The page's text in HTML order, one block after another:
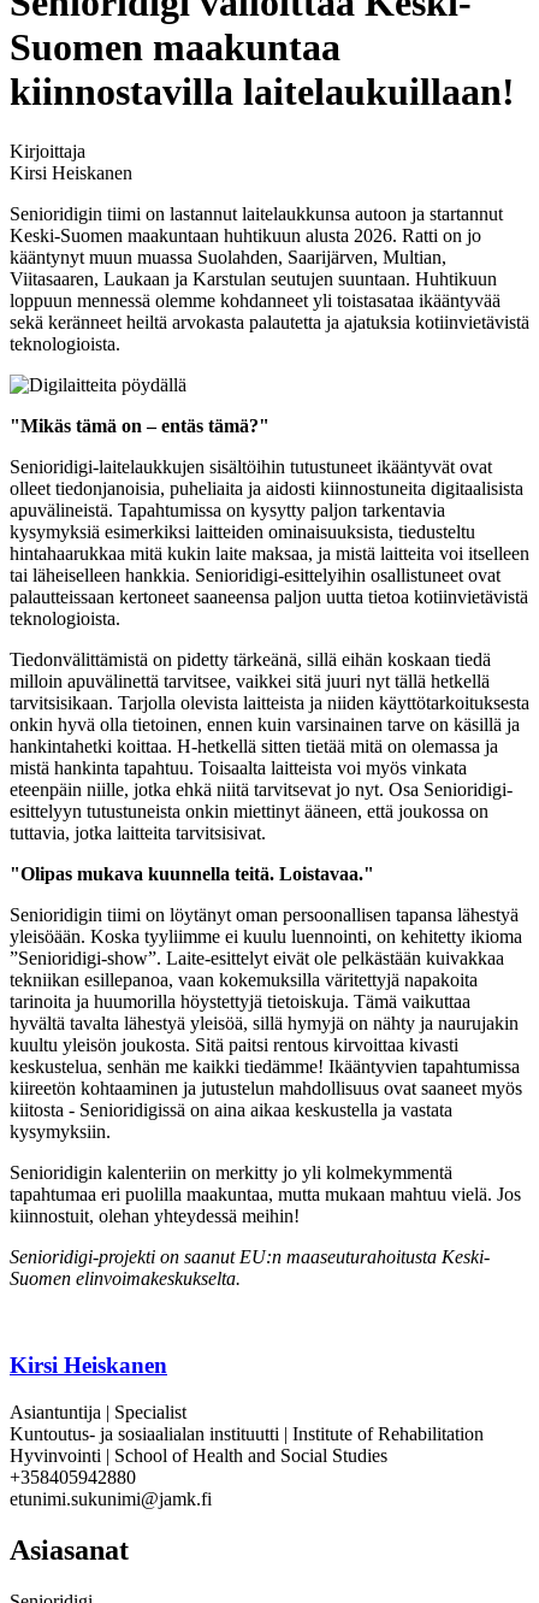
Suomen maakuntaa
kiinnostavilla laitelaukuillaan!
Kirjoittaja
Kirsi Heiskanen
Senioridigin tiimi on lastannut laitelaukkunsa autoon ja startannut
Keski-Suomen maakuntaan huhtikuun alusta 2026. Ratti on jo
kääntynyt muun muassa Suolahden, Saarijärven, Multian,
Viitasaaren, Laukaan ja Karstulan seutujen suuntaan. Huhtikuun
loppuun mennessä olemme kohdanneet yli toistasataa ikääntyvää
sekä keränneet heiltä arvokasta palautetta ja ajatuksia kotiinvietävistä
teknologioista.
"Mikäs tämä on – entäs tämä?"
Senioridigi-laitelaukkujen sisältöihin tutustuneet ikääntyvät ovat
olleet tiedonjanoisia, puheliaita ja aidosti kiinnostuneita digitaalisista
apuvälineistä. Tapahtumissa on kysytty paljon tarkentavia
kysymyksiä esimerkiksi laitteiden ominaisuuksista, tiedusteltu
hintahaarukkaa mitä kukin laite maksaa, ja mistä laitteita voi itselleen
tai läheiselleen hankkia. Senioridigi-esittelyihin osallistuneet ovat
palautteissaan kertoneet saaneensa paljon uutta tietoa kotiinvietävistä
teknologioista.
Tiedonvälittämistä on pidetty tärkeänä, sillä eihän koskaan tiedä
milloin apuvälinettä tarvitsee, vaikkei sitä juuri nyt tällä hetkellä
tarvitsisikaan. Tarjolla olevista laitteista ja niiden käyttötarkoituksesta
onkin hyvä olla tietoinen, ennen kuin varsinainen tarve on käsillä ja
hankintahetki koittaa. H-hetkellä sitten tietää mitä on olemassa ja
mistä hankinta tapahtuu. Toisaalta laitteista voi myös vinkata
eteenpäin niille, jotka ehkä niitä tarvitsevat jo nyt. Osa Senioridigi-
esittelyyn tutustuneista onkin miettinyt ääneen, että joukossa on
tuttavia, jotka laitteita tarvitsisivat.
"Olipas mukava kuunnella teitä. Loistavaa."
Senioridigin tiimi on löytänyt oman persoonallisen tapansa lähestyä
yleisöään. Koska tyyliimme ei kuulu luennointi, on kehitetty ikioma
”Senioridigi-show”. Laite-esittelyt eivät ole pelkästään kuivakkaa
tekniikan esillepanoa, vaan kokemuksilla väritettyjä napakoita
tarinoita ja huumorilla höystettyjä tietoiskuja. Tämä vaikuttaa
hyvältä tavalta lähestyä yleisöä, sillä hymyjä on nähty ja naurujakin
kuultu yleisön joukosta. Sitä paitsi rentous kirvoittaa kivasti
keskustelua, senhän me kaikki tiedämme! Ikääntyvien tapahtumissa
kiireetön kohtaaminen ja jutustelun mahdollisuus ovat saaneet myös
kiitosta - Senioridigissä on aina aikaa keskustella ja vastata
kysymyksiin.
Senioridigin kalenteriin on merkitty jo yli kolmekymmentä
tapahtumaa eri puolilla maakuntaa, mutta mukaan mahtuu vielä. Jos
kiinnostuit, olehan yhteydessä meihin!
Senioridigi-projekti on saanut EU:n maaseuturahoitusta Keski-
Suomen elinvoimakeskukselta.
Kirsi Heiskanen
Asiantuntija | Specialist
Kuntoutus- ja sosiaalialan instituutti | Institute of Rehabilitation
Hyvinvointi | School of Health and Social Studies
+358405942880
etunimi.sukunimi@jamk.fi
Asiasanat